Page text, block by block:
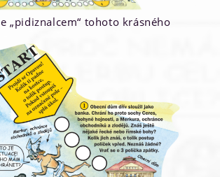
„pidiznalcem“ tohoto krásného